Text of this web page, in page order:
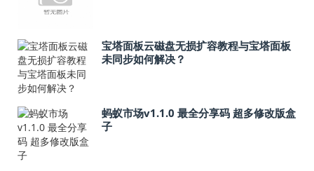
宝塔面板云磁盘无损扩容教程与宝塔面板
未同步如何解决？
蚂蚁市场v1.1.0 最全分享码 超多修改版盒
子